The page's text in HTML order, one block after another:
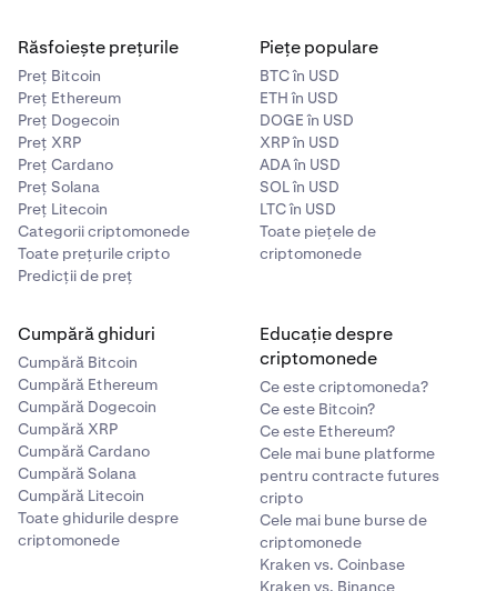
Răsfoiește prețurile
Preț Bitcoin
Preț Ethereum
Preț Dogecoin
Preț XRP
Preț Cardano
Preț Solana
Preț Litecoin
Categorii criptomonede
Toate prețurile cripto
Predicții de preț
Piețe populare
BTC în USD
ETH în USD
DOGE în USD
XRP în USD
ADA în USD
SOL în USD
LTC în USD
Toate piețele de
criptomonede
Cumpără ghiduri
Cumpără Bitcoin
Cumpără Ethereum
Cumpără Dogecoin
Cumpără XRP
Cumpără Cardano
Cumpără Solana
Cumpără Litecoin
Toate ghidurile despre
criptomonede
Educație despre
criptomonede
Ce este criptomoneda?
Ce este Bitcoin?
Ce este Ethereum?
Cele mai bune platforme
pentru contracte futures
cripto
Cele mai bune burse de
criptomonede
Kraken vs. Coinbase
Kraken vs. Binance